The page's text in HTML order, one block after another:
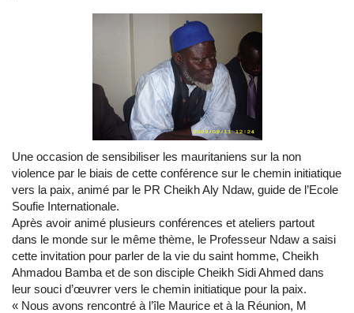
Une occasion de sensibiliser les mauritaniens sur la non
violence par le biais de cette conférence sur le chemin initiatique
vers la paix, animé par le PR Cheikh Aly Ndaw, guide de l’Ecole
Soufie Internationale.
Après avoir animé plusieurs conférences et ateliers partout
dans le monde sur le même thème, le Professeur Ndaw a saisi
cette invitation pour parler de la vie du saint homme, Cheikh
Ahmadou Bamba et de son disciple Cheikh Sidi Ahmed dans
leur souci d’œuvrer vers le chemin initiatique pour la paix.
« Nous avons rencontré à l’île Maurice et à la Réunion, M